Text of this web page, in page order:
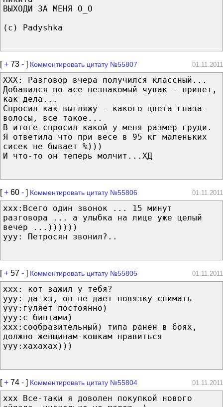
ВЫХОДИ ЗА МЕНЯ О_О
(c) Padyshka
[+ 73 - ] Комментировать цитату №55807 01.11.2011
ХХХ: Разговор вчера получился классный...
Добавился по асе незнакомый чувак - привет,
как дела...
Спросил как выгляжу - какого цвета глаза-
волосы, все такое...
В итоге спросил какой у меня размер груди.
Я ответила что при весе в 95 кг маленьких
сисек не бывает %)))
И что-то он теперь молчит...ХД
[+ 60 - ] Комментировать цитату №55806 01.11.2011
xxx:Всего один звонок ... 15 минут
разговора ... а улыбка на лице уже целый
вечер ...))))))
yyy: Петросян звонил?..
[+ 57 - ] Комментировать цитату №55805 01.11.2011
xxx: кот зажил у тебя?
yyy: да хз, он не дает повязку снимать
yyy:гуляет постоянно)
yyy:с бинтами)
xxx:сообразительный) типа ранен в боях,
должно женщинам-кошкам нравиться
yyy:хахахах)))
[+ 74 - ] Комментировать цитату №55804 01.11.2011
xxx Все-таки я доволен покупкой нового